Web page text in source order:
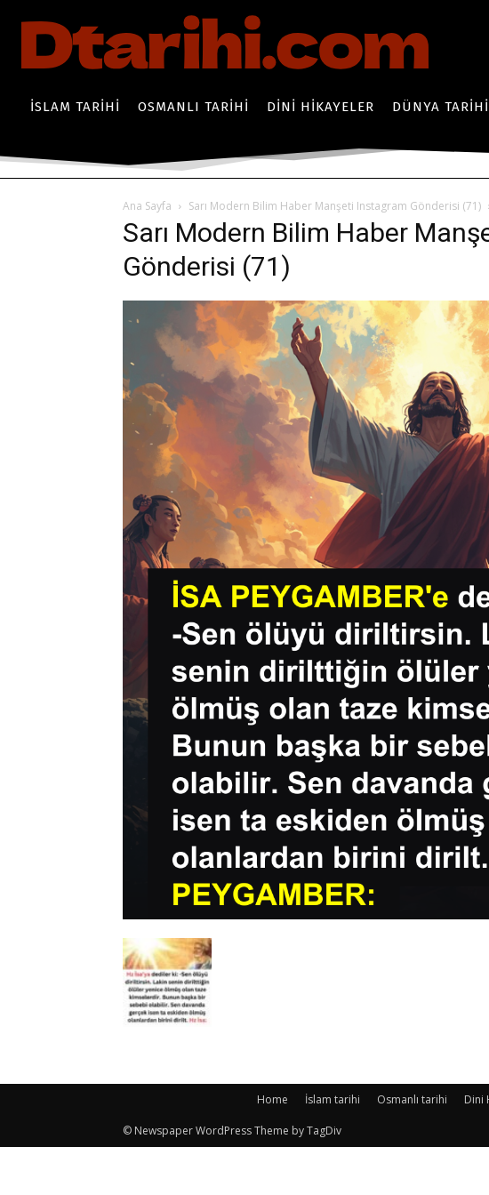
İSLAM TARIHI OSMANLI TARIHI DINI HIKAYELER DÜNYA TARIHI
Ana Sayfa Sarı Modern Bilim Haber Manşeti Instagram Gönderisi (71)
Sarı Modern Bilim Haber
Gönderisi (71)
Home İslam tarihi Osmanlı tarihi Dini
© Newspaper WordPress Theme by TagDiv